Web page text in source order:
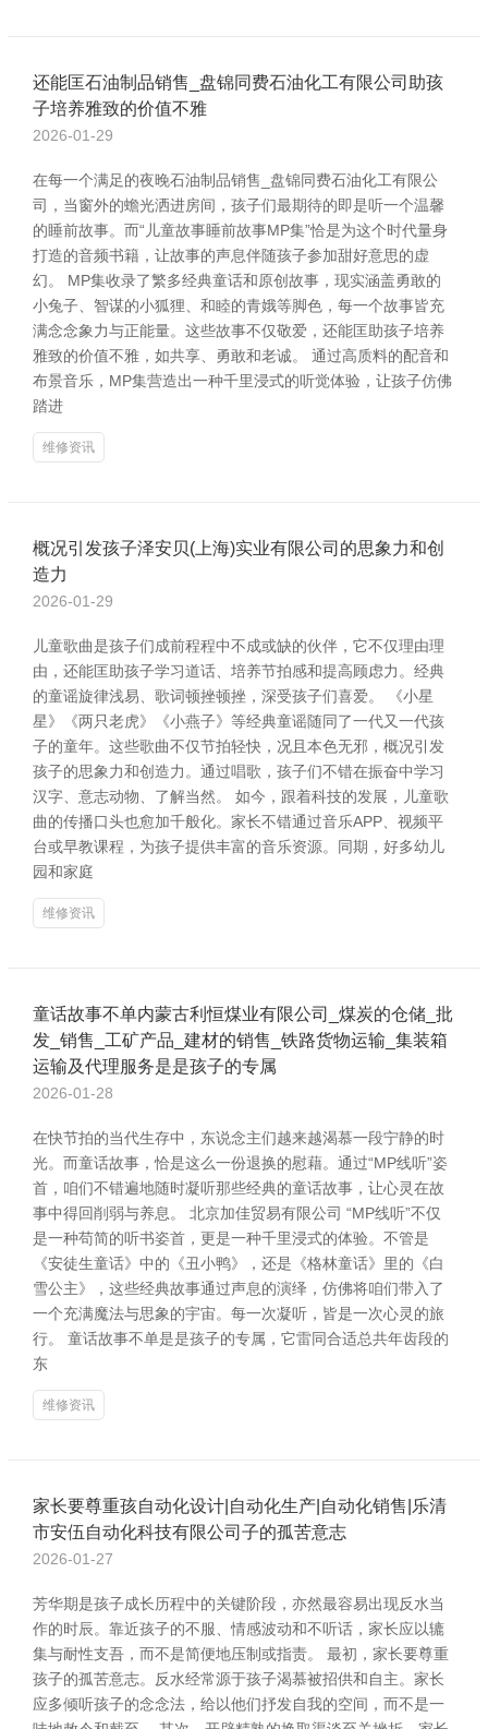
还能匡石油制品销售_盘锦同费石油化工有限公司助孩
子培养雅致的价值不雅
2026-01-29
在每一个满足的夜晚石油制品销售_盘锦同费石油化工有限公
司，当窗外的蟾光洒进房间，孩子们最期待的即是听一个温馨
的睡前故事。而“儿童故事睡前故事MP集”恰是为这个时代量身
打造的音频书籍，让故事的声息伴随孩子参加甜好意思的虚
幻。 MP集收录了繁多经典童话和原创故事，现实涵盖勇敢的
小兔子、智谋的小狐狸、和睦的青娥等脚色，每一个故事皆充
满念念象力与正能量。这些故事不仅敬爱，还能匡助孩子培养
雅致的价值不雅，如共享、勇敢和老诚。 通过高质料的配音和
布景音乐，MP集营造出一种千里浸式的听觉体验，让孩子仿佛
踏进
维修资讯
概况引发孩子泽安贝(上海)实业有限公司的思象力和创
造力
2026-01-29
儿童歌曲是孩子们成前程程中不成或缺的伙伴，它不仅理由理
由，还能匡助孩子学习道话、培养节拍感和提高顾虑力。经典
的童谣旋律浅易、歌词顿挫顿挫，深受孩子们喜爱。 《小星
星》《两只老虎》《小燕子》等经典童谣随同了一代又一代孩
子的童年。这些歌曲不仅节拍轻快，况且本色无邪，概况引发
孩子的思象力和创造力。通过唱歌，孩子们不错在振奋中学习
汉字、意志动物、了解当然。 如今，跟着科技的发展，儿童歌
曲的传播口头也愈加千般化。家长不错通过音乐APP、视频平
台或早教课程，为孩子提供丰富的音乐资源。同期，好多幼儿
园和家庭
维修资讯
童话故事不单内蒙古利恒煤业有限公司_煤炭的仓储_批
发_销售_工矿产品_建材的销售_铁路货物运输_集装箱
运输及代理服务是是孩子的专属
2026-01-28
在快节拍的当代生存中，东说念主们越来越渴慕一段宁静的时
光。而童话故事，恰是这么一份退换的慰藉。通过“MP线听”姿
首，咱们不错遍地随时凝听那些经典的童话故事，让心灵在故
事中得回削弱与养息。 北京加佳贸易有限公司 “MP线听”不仅
是一种苟简的听书姿首，更是一种千里浸式的体验。不管是
《安徒生童话》中的《丑小鸭》，还是《格林童话》里的《白
雪公主》，这些经典故事通过声息的演绎，仿佛将咱们带入了
一个充满魔法与思象的宇宙。每一次凝听，皆是一次心灵的旅
行。 童话故事不单是是孩子的专属，它雷同合适总共年齿段的
东
维修资讯
家长要尊重孩自动化设计|自动化生产|自动化销售|乐清
市安伍自动化科技有限公司子的孤苦意志
2026-01-27
芳华期是孩子成长历程中的关键阶段，亦然最容易出现反水当
作的时辰。靠近孩子的不服、情感波动和不听话，家长应以辘
集与耐性支吾，而不是简便地压制或指责。 最初，家长要尊重
孩子的孤苦意志。反水经常源于孩子渴慕被招供和自主。家长
应多倾听孩子的念念法，给以他们抒发自我的空间，而不是一